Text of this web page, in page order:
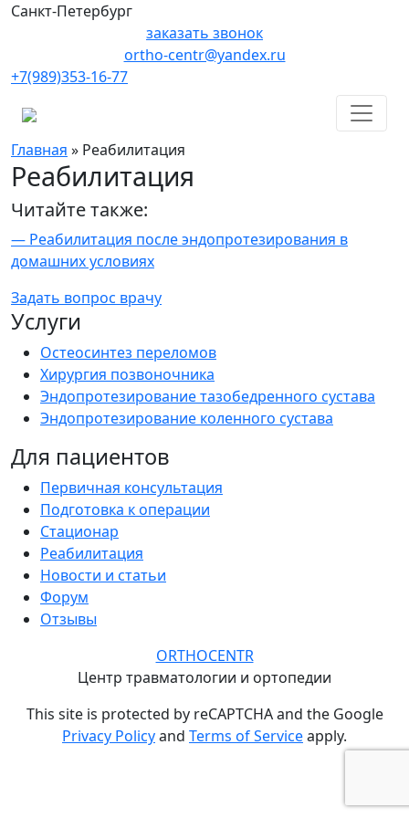
Санкт-Петербург
заказать звонок
ortho-centr@yandex.ru
+7(989)353-16-77
Главная » Реабилитация
Реабилитация
Читайте также:
— Реабилитация после эндопротезирования в
домашних условиях
Задать вопрос врачу
Услуги
Остеосинтез переломов
Хирургия позвоночника
Эндопротезирование тазобедренного сустава
Эндопротезирование коленного сустава
Для пациентов
Первичная консультация
Подготовка к операции
Стационар
Реабилитация
Новости и статьи
Форум
Отзывы
ORTHOCENTR
Центр травматологии и ортопедии
This site is protected by reCAPTCHA and the Google
Privacy Policyand Terms of Serviceapply.